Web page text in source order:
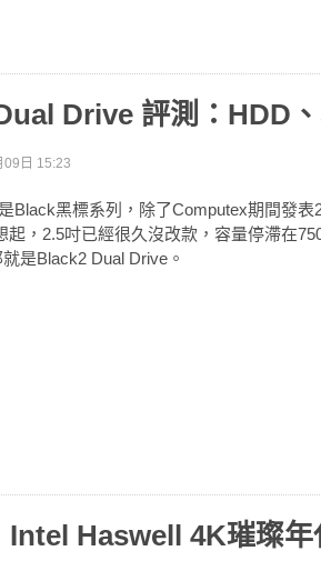
Drive 評測：HDD
09日 15:23
Black黑標系列，除了Computex期間發
起，2.5吋已經很久沒改款，容量停滯在
是Black2 Dual Drive。
Intel Haswell 4K璀璨